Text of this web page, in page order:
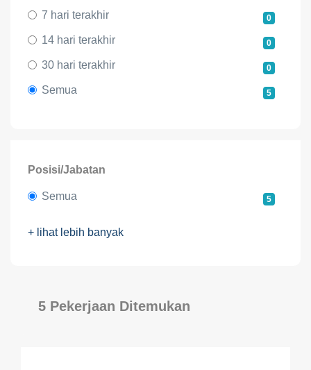
7 hari terakhir 0
14 hari terakhir 0
30 hari terakhir 0
Semua 5
Posisi/Jabatan
Semua 5
+ lihat lebih banyak
5 Pekerjaan Ditemukan